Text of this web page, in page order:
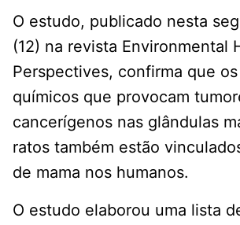
O estudo, publicado nesta
(12) na revista Environmental
Perspectives, confirma que
químicos que provocam
cancerígenos nas glândulas
ratos também estão
de mama nos humanos.
O estudo elaborou uma lista